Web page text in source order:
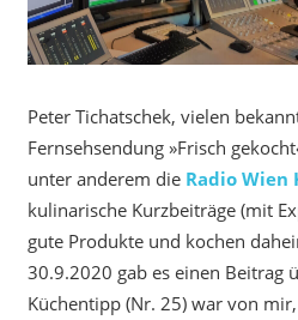
Peter Tichatschek, vielen
Fernsehsendung »Frisch
unter anderem die Radio Wien
kulinarische Kurzbeiträge (mit
gute Produkte und kochen
30.9.2020 gab es einen Beitrag
Küchentipp (Nr. 25) war von